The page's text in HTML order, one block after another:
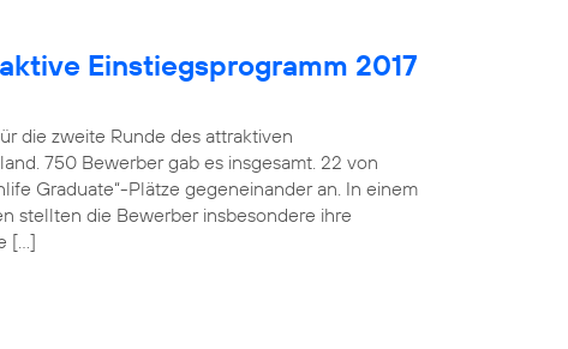
Einstiegsprogramm 2017
die zweite Runde des attraktiven
750 Bewerber gab es insgesamt. 22 von
Graduate“-Plätze gegeneinander an. In einem
stellten die Bewerber insbesondere ihre
[…]